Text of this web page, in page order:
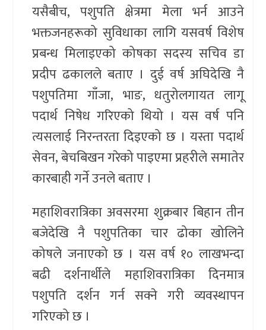
यसैबीच, पशुपति क्षेत्रमा मेला भर्न आउने
भक्तजनहरूको सुविधाका लागि यसवर्ष विशेष
प्रबन्ध मिलाइएको कोषका सदस्य सचिव डा
प्रदीप ढकालले बताए । दुई वर्ष अघिदेखि नै
पशुपतिमा गाँजा, भाङ, धतुरोलगायत लागू
पदार्थ निषेध गरिएको थियो । यस वर्ष पनि
त्यसलाई निरन्तरता दिइएको छ । यस्ता पदार्थ
सेवन, बेचबिखन गरेको पाइएमा प्रहरीले समातेर
कारबाही गर्ने उनले बताए ।
महाशिवरात्रिका अवसरमा शुक्रबार बिहान तीन
बजेदेखि नै पशुपतिका चार ढोका खोलिने
कोषले जनाएको छ । यस वर्ष १० लाखभन्दा
बढी दर्शनार्थीले महाशिवरात्रिका दिनमात्र
पशुपति दर्शन गर्न सक्ने गरी व्यवस्थापन
गरिएको छ ।